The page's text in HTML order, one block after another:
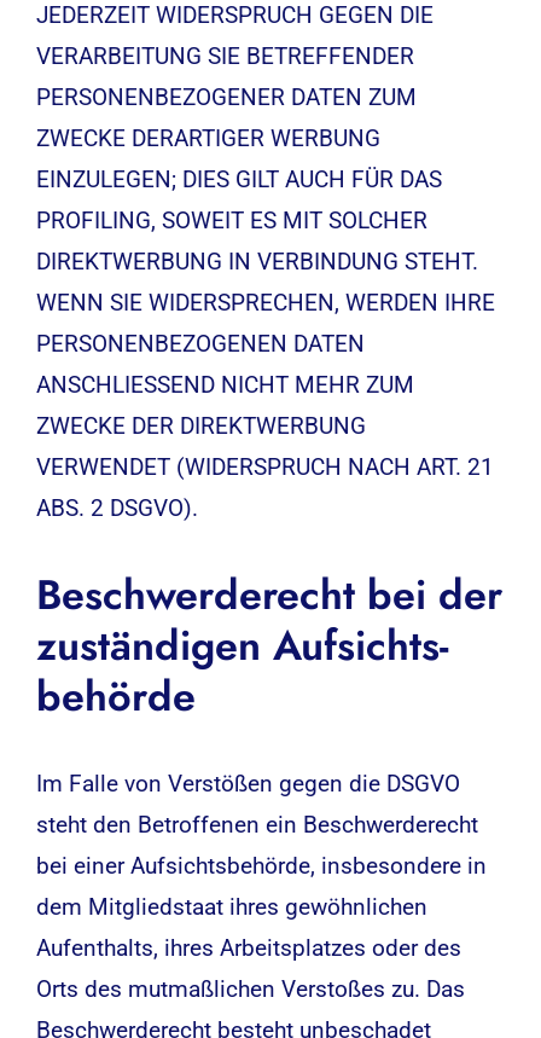
JEDERZEIT WIDERSPRUCH GEGEN DIE
VERARBEITUNG SIE BETREFFENDER
PERSONENBEZOGENER DATEN ZUM
ZWECKE DERARTIGER WERBUNG
EINZULEGEN; DIES GILT AUCH FÜR DAS
PROFILING, SOWEIT ES MIT SOLCHER
DIREKTWERBUNG IN VERBINDUNG STEHT.
WENN SIE WIDERSPRECHEN, WERDEN IHRE
PERSONENBEZOGENEN DATEN
ANSCHLIESSEND NICHT MEHR ZUM
ZWECKE DER DIREKTWERBUNG
VERWENDET (WIDERSPRUCH NACH ART. 21
ABS. 2 DSGVO).
Beschwerde­recht bei der
zuständigen Aufsichts­
behörde
Im Falle von Verstößen gegen die DSGVO
steht den Betroffenen ein Beschwerderecht
bei einer Aufsichtsbehörde, insbesondere in
dem Mitgliedstaat ihres gewöhnlichen
Aufenthalts, ihres Arbeitsplatzes oder des
Orts des mutmaßlichen Verstoßes zu. Das
Beschwerderecht besteht unbeschadet